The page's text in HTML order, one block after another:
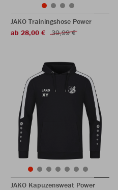
JAKO Trainingshose Power
ab 28,00 €
39,99 €
JAKO Kapuzensweat Power